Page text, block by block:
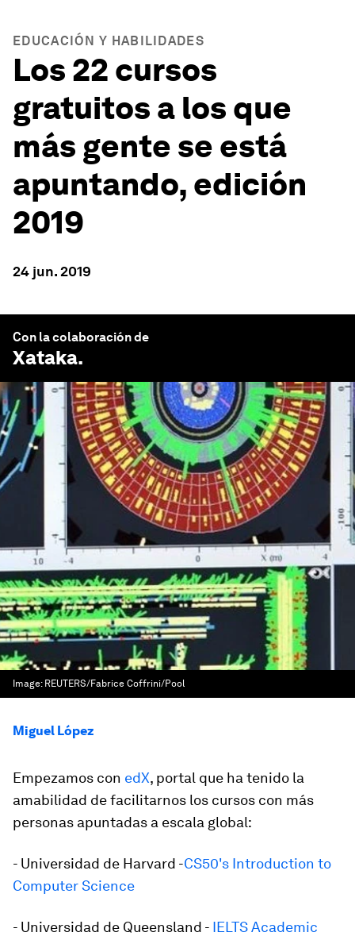
EDUCACIÓN Y HABILIDADES
Los 22 cursos
gratuitos a los que
más gente se está
apuntando, edición
2019
24 jun. 2019
Con la colaboración de
Xataka.
Image: REUTERS/Fabrice Coffrini/Pool
Miguel López
Empezamos con edX, portal que ha tenido la
amabilidad de facilitarnos los cursos con más
personas apuntadas a escala global:
- Universidad de Harvard -CS50's Introduction to
Computer Science
- Universidad de Queensland - IELTS Academic